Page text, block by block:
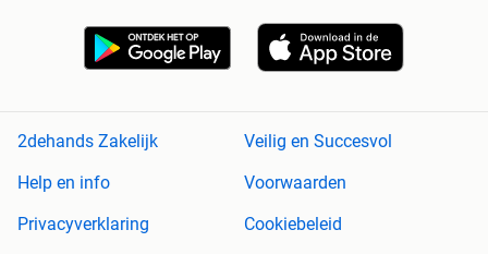
2dehands Zakelijk
Veilig en Succesvol
Help en info
Voorwaarden
Privacyverklaring
Cookiebeleid